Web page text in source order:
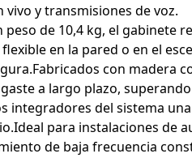
y transmisiones de voz.
peso de 10,4 kg, el
en la pared o en el
con madera
a largo plazo,
integradores del sistema
para instalaciones de
de baja frecuencia